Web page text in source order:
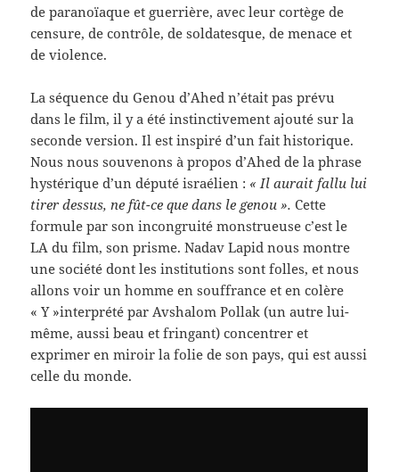
de paranoïaque et guerrière, avec leur cortège de
censure, de contrôle, de soldatesque, de menace et
de violence.
La séquence du Genou d’Ahed n’était pas prévu
dans le film, il y a été instinctivement ajouté sur la
seconde version. Il est inspiré d’un fait historique.
Nous nous souvenons à propos d’Ahed de la phrase
hystérique d’un député israélien : « Il aurait fallu lui
tirer dessus, ne fût-ce que dans le genou ». Cette
formule par son incongruité monstrueuse c’est le
LA du film, son prisme. Nadav Lapid nous montre
une société dont les institutions sont folles, et nous
allons voir un homme en souffrance et en colère
« Y »interprété par Avshalom Pollak (un autre lui-
même, aussi beau et fringant) concentrer et
exprimer en miroir la folie de son pays, qui est aussi
celle du monde.